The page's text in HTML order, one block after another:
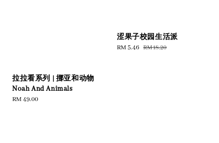
拉拉看系列 | 挪亚和动物
Noah And Animals
Regular
RM 49.00
涩果子校园生活派
Sale
RM 5.46 Regular
RM 18.20